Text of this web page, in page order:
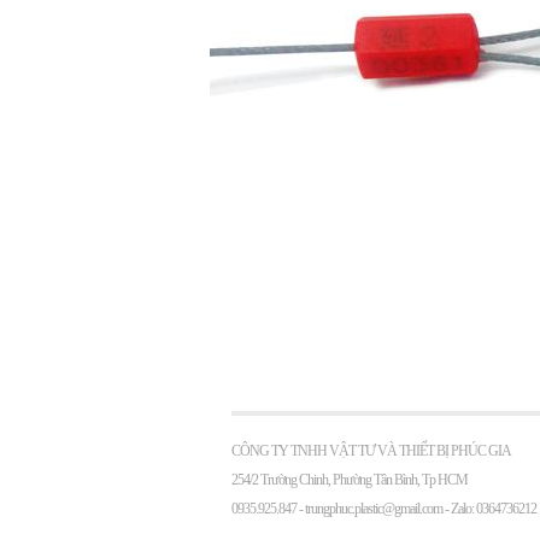
CÔNG TY TNHH VẬT TƯ VÀ THIẾT BỊ PHÚC GIA
254/2 Trường Chinh, Phường Tân Bình, Tp HCM
0935.925.847 -trungphuc.plastic@gmail.com- Zalo: 0364736212